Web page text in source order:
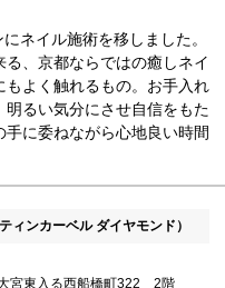
ネイル施術を移しました。
、京都ならではの癒しネイ
もよく触れるもの。お手入れ
るい気分にさせ自信をもた
に委ねながら心地良い時間
ンカーベル ダイヤモンド）
宮東入る西船橋町322 2階